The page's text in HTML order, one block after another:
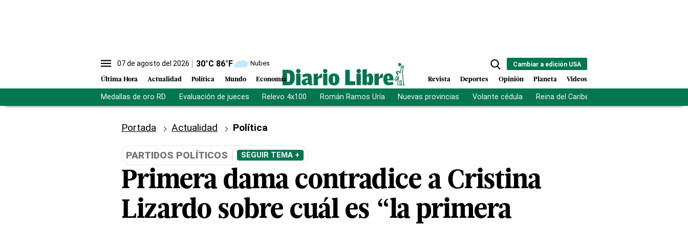
07 de agosto del 2026 30°C 86°F Nubes
Última Hora Actualidad Política Mundo Economía
Cambiar a edición USA
Revista Deportes Opinión Planeta Videos
Medallas de oro RD Evaluación de jueces Relevo 4x100 Román Ramos Uría Nuevas provincias Volante cédula Reina del Caribe
Portada Actualidad Política
PARTIDOS POLÍTICOS SEGUIR TEMA +
Primera dama contradice a Cristina
Lizardo sobre cuál es “la primera